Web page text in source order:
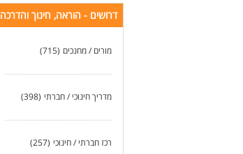
דרושים - הוראה, חינוך והדרכה
מורים / מחנכים (715)
מדריך חינוכי / חברתי (398)
רכז חברתי / חינוכי (257)